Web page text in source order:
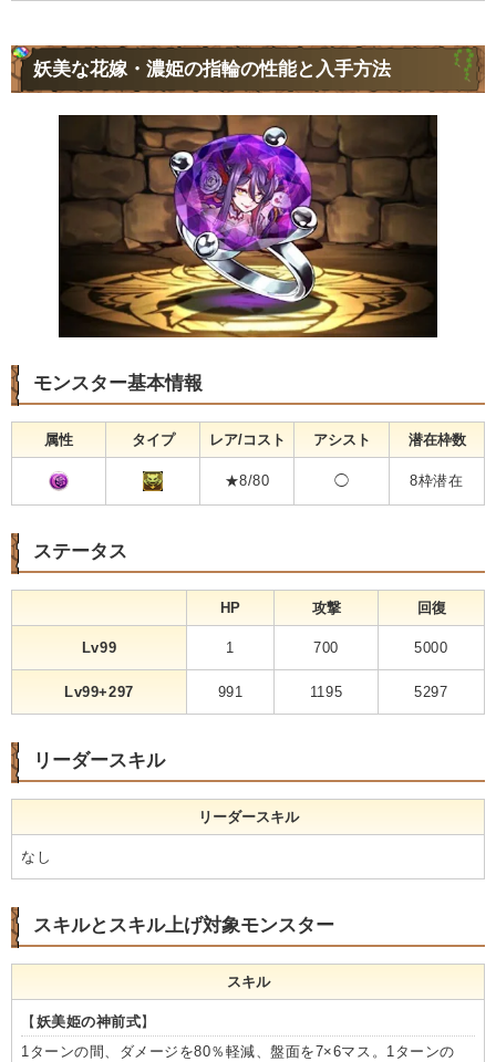
妖美な花嫁・濃姫の指輪の性能と入手方法
モンスター基本情報
属性 タイプ レア/コスト アシスト 潜在枠数
★8/80 ◯ 8枠潜在
ステータス
HP 攻撃 回復
Lv99 1 700 5000
Lv99+297 991 1195 5297
リーダースキル
リーダースキル
なし
スキルとスキル上げ対象モンスター
スキル
【 妖美姫の神前式】
1ターンの間、ダメージを80％軽減、盤面を7×6マス。1ターンの